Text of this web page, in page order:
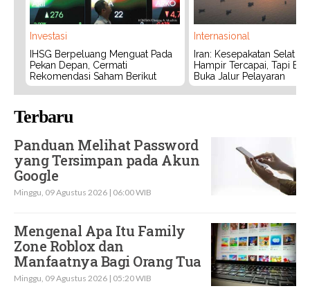
Investasi
IHSG Berpeluang Menguat Pada
Pekan Depan, Cermati
Rekomendasi Saham Berikut
Internasional
Iran: Kesepakatan Selat
Hampir Tercapai, Tapi
Buka Jalur Pelayaran
Terbaru
Panduan Melihat Password
yang Tersimpan pada Akun
Google
Minggu, 09 Agustus 2026 | 06:00 WIB
Mengenal Apa Itu Family
Zone Roblox dan
Manfaatnya Bagi Orang Tua
Minggu, 09 Agustus 2026 | 05:20 WIB